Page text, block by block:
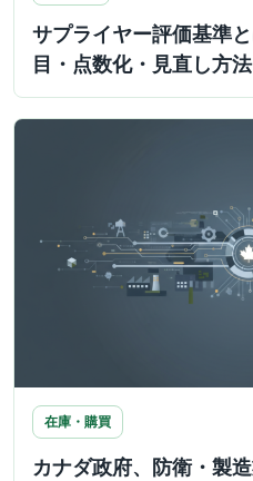
サプライヤー評価基準
目・点数化・見直し方
在庫・購買
カナダ政府、防衛・製